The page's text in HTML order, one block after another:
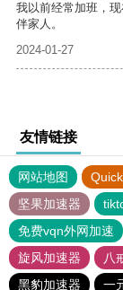
我以前经常加班，
伴家人。
2024-01-27
友情链接
网站地图
坚果加速器
免费vqn外网加速
旋风加速器
八
黑豹加速器
一